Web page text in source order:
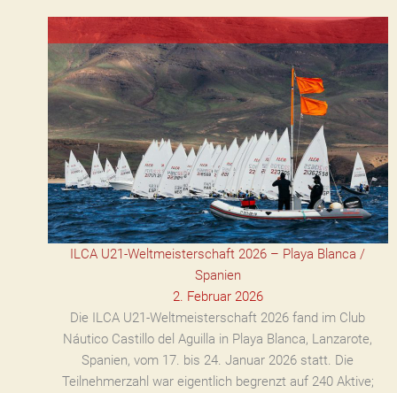
ILCA U21-Weltmeisterschaft 2026 – Playa Blanca /
Spanien
2. Februar 2026
Die ILCA U21-Weltmeisterschaft 2026 fand im Club
Náutico Castillo del Aguilla in Playa Blanca, Lanzarote,
Spanien, vom 17. bis 24. Januar 2026 statt. Die
Teilnehmerzahl war eigentlich begrenzt auf 240 Aktive;